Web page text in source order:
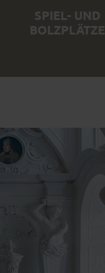
SPIEL- UND
BOLZPLÄTZE